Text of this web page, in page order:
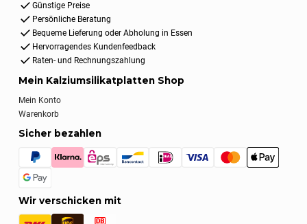
Günstige Preise
Persönliche Beratung
Bequeme Lieferung oder Abholung in Essen
Hervorragendes Kundenfeedback
Raten- und Rechnungszahlung
Mein Kalziumsilikatplatten Shop
Mein Konto
Warenkorb
Sicher bezahlen
Wir verschicken mit